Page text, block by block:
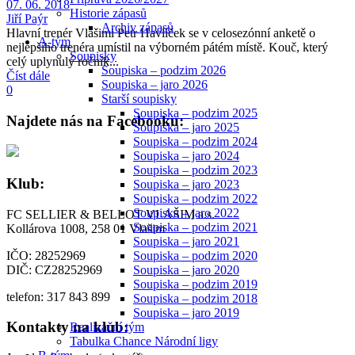
Historie zápasů
Archiv zápasů
A-tým
Soupisky
Soupiska – podzim 2026
Soupiska – jaro 2026
Starší soupisky
Soupiska – podzim 2025
Soupiska – jaro 2025
Soupiska – podzim 2024
Soupiska – jaro 2024
Soupiska – podzim 2023
Soupiska – jaro 2023
Soupiska – podzim 2022
Soupiska – jaro 2022
Soupiska – podzim 2021
Soupiska – jaro 2021
Soupiska – podzim 2020
Soupiska – jaro 2020
Soupiska – podzim 2019
Soupiska – podzim 2018
Soupiska – jaro 2019
Realizační tým
Tabulka Chance Národní ligy
07. 06. 2018
Jiří Paýr
Hlavní trenér Vlašimi Petr Havlíček se v celosezónní anketě o
nejlepšího trenéra umístil na výborném pátém místě. Kouč, který
celý uplynulý ročník...
Číst dále
0
Najdete nás na Facebooku:
Klub:
FC SELLIER & BELLOT VLAŠIM a.s.
Kollárova 1008, 258 01 Vlašim
IČO: 28252969
DIČ: CZ28252969
telefon: 317 843 899
Kontakty na klub: